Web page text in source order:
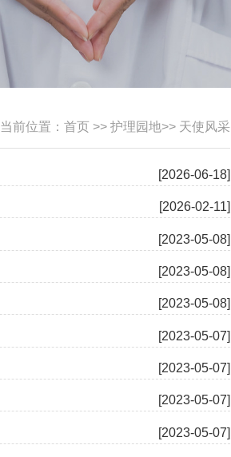
当前位置： 首页>> 护理园地>> 天使风采
[2026-06-18]
[2026-02-11]
[2023-05-08]
[2023-05-08]
[2023-05-08]
[2023-05-07]
[2023-05-07]
[2023-05-07]
[2023-05-07]